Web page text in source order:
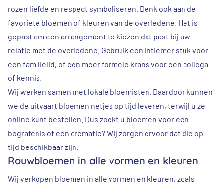
rozen liefde en respect symboliseren. Denk ook aan de
favoriete bloemen of kleuren van de overledene. Het is
gepast om een arrangement te kiezen dat past bij uw
relatie met de overledene. Gebruik een intiemer stuk voor
een familielid, of een meer formele krans voor een collega
of kennis.
Wij werken samen met lokale bloemisten. Daardoor kunnen
we de uitvaart bloemen netjes op tijd leveren, terwijl u ze
online kunt bestellen. Dus zoekt u bloemen voor een
begrafenis of een crematie? Wij zorgen ervoor dat die op
tijd beschikbaar zijn.
Rouwbloemen in alle vormen en kleuren
Wij verkopen bloemen in alle vormen en kleuren, zoals